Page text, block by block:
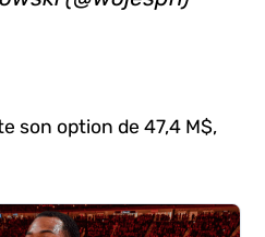
son option de 47,4 M$,